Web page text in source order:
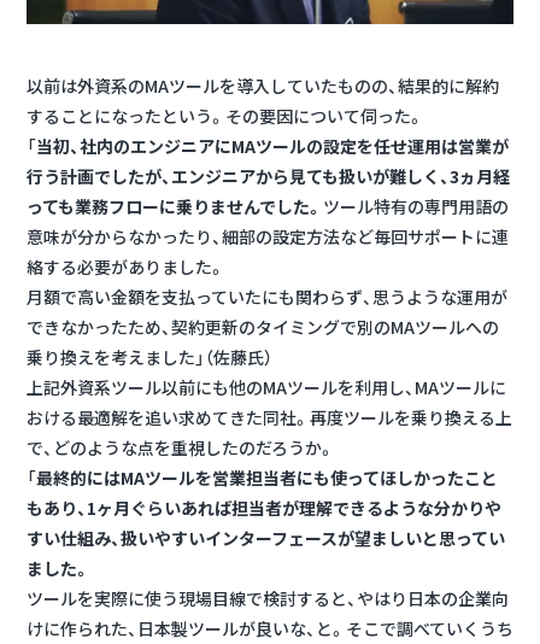
以前は外資系のMAツールを導入していたものの、結果的に解約
することになったという。その要因について伺った。
「当初、社内のエンジニアにMAツールの設定を任せ運用は営業が
行う計画でしたが、エンジニアから見ても扱いが難しく、3ヵ月経
っても業務フローに乗りませんでした。 ツール特有の専門用語の
意味が分からなかったり、細部の設定方法など毎回サポートに連
絡する必要がありました。
月額で高い金額を支払っていたにも関わらず、思うような運用が
できなかったため、契約更新のタイミングで別のMAツールへの
乗り換えを考えました」（佐藤氏）
上記外資系ツール以前にも他のMAツールを利用し、MAツールに
おける最適解を追い求めてきた同社。再度ツールを乗り換える上
で、どのような点を重視したのだろうか。
「最終的にはMAツールを営業担当者にも使ってほしかったこと
もあり、1ヶ月ぐらいあれば担当者が理解できるような分かりや
すい仕組み、扱いやすいインターフェースが望ましいと思ってい
ました。
ツールを実際に使う現場目線で検討すると、やはり日本の企業向
けに作られた、日本製ツールが良いな、と。そこで調べていくうち